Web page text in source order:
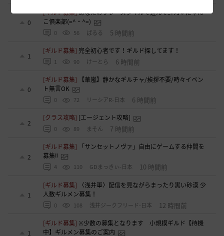
0
[ギルド募集]あなたのプレースタイルで遊んでﾆｬﾝｺ💛にゃん
こ倶楽部(=^・^=)
0 56 ぱるる 5 時間前
1
[ギルド募集] 完全初心者です！ギルド探してます！
1 90 けーとら 6 時間前
0
[ギルド募集]
【華嵐】静かなギルチャ/挨拶不要/時々イベン
ト無言OK
0 72 リーシアR-日本 6 時間前
2
[クラス攻略] [エージェント攻略]
0 89 まそん 7 時間前
2
[ギルド募集]
「サンセットノヴァ」自由にゲームする仲間を
募集‼️
4 110 GDまっきぃ-日本 10 時間前
1
[ギルド募集]
〈浅井軍〉配信を見ながらまったり黒い砂漠 少
人数ギルメン募集！
0 108 浅井ジークフリード-日本 12 時間前
1
[ギルド募集] ※少数の募集となります 小規模ギルド【待機
中】ギルメン募集のご案内